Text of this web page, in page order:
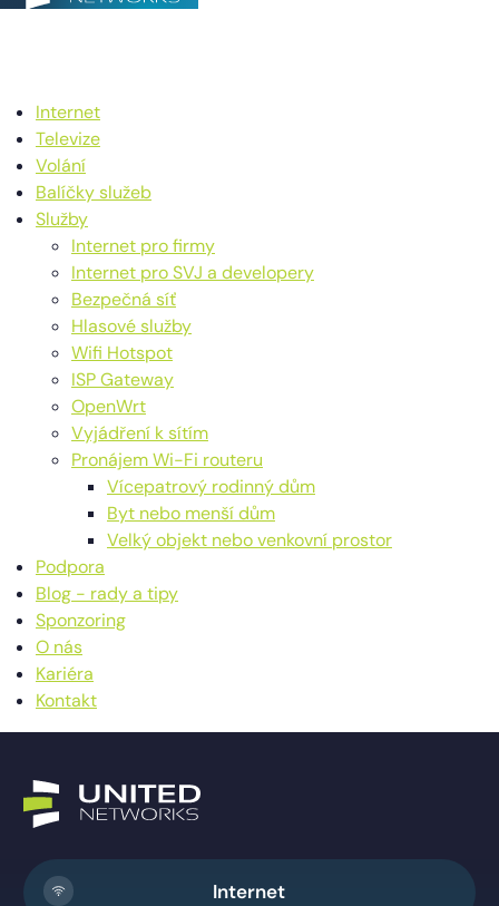
Internet
Televize
Volání
Balíčky služeb
Služby
Internet pro firmy
Internet pro SVJ a developery
Bezpečná síť
Hlasové služby
Wifi Hotspot
ISP Gateway
OpenWrt
Vyjádření k sítím
Pronájem Wi-Fi routeru
Vícepatrový rodinný dům
Byt nebo menší dům
Velký objekt nebo venkovní prostor
Podpora
Blog - rady a tipy
Sponzoring
O nás
Kariéra
Kontakt
Internet